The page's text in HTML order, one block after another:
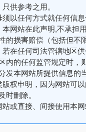
供参考之用。
以任何方式就任何信
网站在此声明,不承担
的损害赔偿（包括但
在任何司法管辖地区
内的任何监管规定时
发本网站所提供信息的
权申明，因为网站可
删除。
或直接、间接使用本